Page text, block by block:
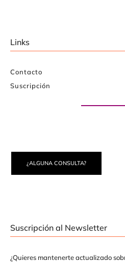
Links
Contacto
Suscripción
¿ALGUNA CONSULTA?
Suscripción al Newsletter
¿Quieres mantenerte actualizado